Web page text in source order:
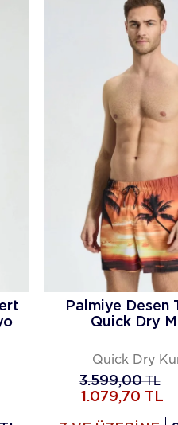
Palmiye Desen
Quick Dry
Quick Dry
3.599,00TL
1.079,70 TL